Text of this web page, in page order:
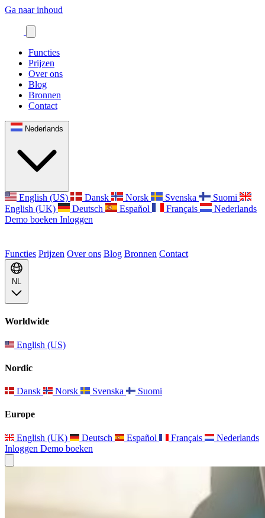
Ga naar inhoud
Functies
Prijzen
Over ons
Blog
Bronnen
Contact
Nederlands
English (US) Dansk Norsk Svenska
Suomi
English (UK)
Deutsch Español Français
Nederlands
Demo boeken Inloggen
Functies Prijzen Over ons Blog Bronnen Contact
NL
Worldwide
English (US)
Nordic
Dansk Norsk Svenska Suomi
Europe
English (UK) Deutsch Español Français
Nederlands
Inloggen Demo boeken